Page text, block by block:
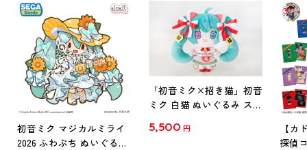
初音ミク マジカルミライ
2026 ふわぷち ぬいぐるみ
「初音ミク×招き猫」初音
ミク 白猫 ぬいぐるみ スタ
5,500 円
【カ
探偵